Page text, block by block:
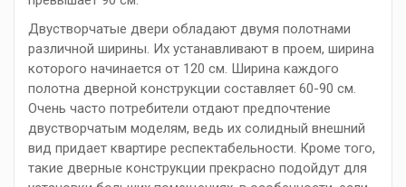
Двустворчатые двери обладают двумя полотнами
различной ширины. Их устанавливают в проем, ширина
которого начинается от 120 см. Ширина каждого
полотна дверной конструкции составляет 60-90 см.
Очень часто потребители отдают предпочтение
двустворчатым моделям, ведь их солидный внешний
вид придает квартире респектабельности. Кроме того,
такие дверные конструкции прекрасно подойдут для